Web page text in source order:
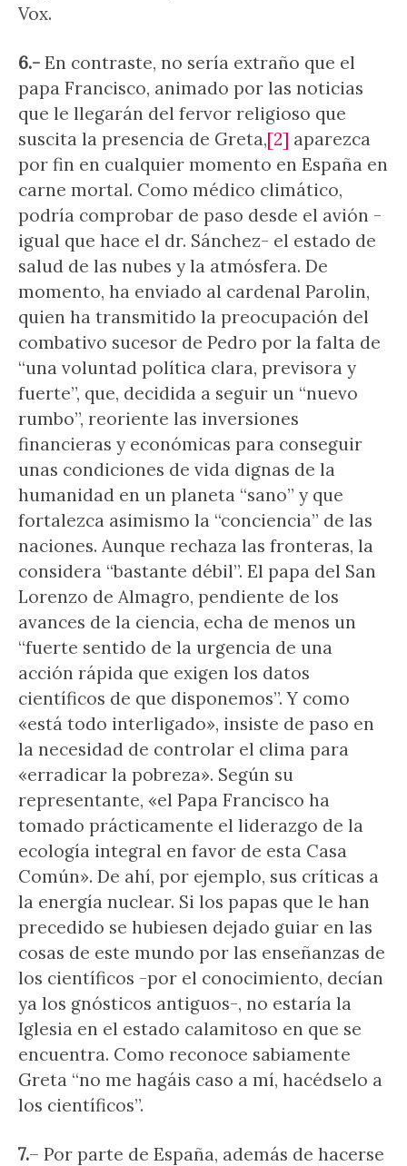
Vox.
6.- En contraste, no sería extraño que el
papa Francisco, animado por las noticias
que le llegarán del fervor religioso que
suscita la presencia de Greta,[2] aparezca
por fin en cualquier momento en España en
carne mortal. Como médico climático,
podría comprobar de paso desde el avión -
igual que hace el dr. Sánchez- el estado de
salud de las nubes y la atmósfera. De
momento, ha enviado al cardenal Parolin,
quien ha transmitido la preocupación del
combativo sucesor de Pedro por la falta de
“una voluntad política clara, previsora y
fuerte”, que, decidida a seguir un “nuevo
rumbo”, reoriente las inversiones
financieras y económicas para conseguir
unas condiciones de vida dignas de la
humanidad en un planeta “sano” y que
fortalezca asimismo la “conciencia” de las
naciones. Aunque rechaza las fronteras, la
considera “bastante débil”. El papa del San
Lorenzo de Almagro, pendiente de los
avances de la ciencia, echa de menos un
“fuerte sentido de la urgencia de una
acción rápida que exigen los datos
científicos de que disponemos”. Y como
«está todo interligado», insiste de paso en
la necesidad de controlar el clima para
«erradicar la pobreza». Según su
representante, «el Papa Francisco ha
tomado prácticamente el liderazgo de la
ecología integral en favor de esta Casa
Común». De ahí, por ejemplo, sus críticas a
la energía nuclear. Si los papas que le han
precedido se hubiesen dejado guiar en las
cosas de este mundo por las enseñanzas de
los científicos -por el conocimiento, decían
ya los gnósticos antiguos-, no estaría la
Iglesia en el estado calamitoso en que se
encuentra. Como reconoce sabiamente
Greta “no me hagáis caso a mí, hacédselo a
los científicos”.
7.– Por parte de España, además de hacerse